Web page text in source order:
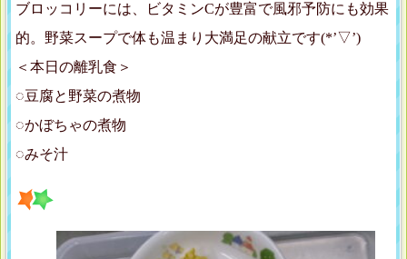
ブロッコリーには、ビタミンCが豊富で風邪予防にも効果
的。野菜スープで体も温まり大満足の献立です(*’▽’)
＜本日の離乳食＞
◌豆腐と野菜の煮物
◌かぼちゃの煮物
◌みそ汁